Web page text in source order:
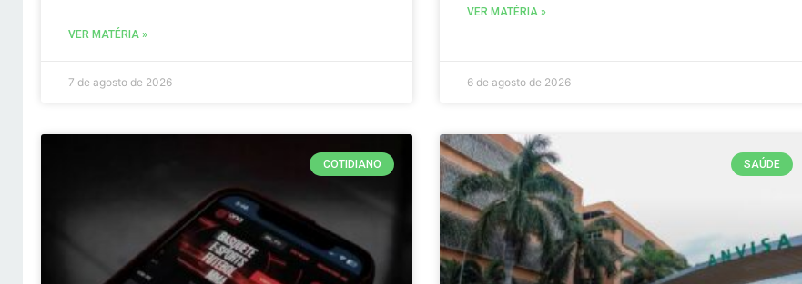
VER MATÉRIA »
7 de agosto de 2026
VER MATÉRIA »
6 de agosto de 2026
COTIDIANO SAÚDE